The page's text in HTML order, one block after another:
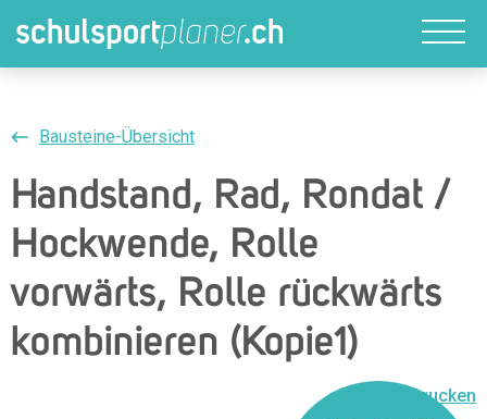
Bausteine-Übersicht
Handstand, Rad, Rondat /
Hockwende, Rolle
vorwärts, Rolle rückwärts
kombinieren (Kopie1)
Drucken